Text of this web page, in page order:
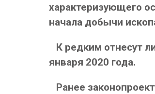
характеризующего
начала добычи
К редким отнесут
января 2020 года.
Ранее